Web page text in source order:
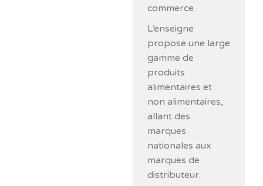
commerce.
L’enseigne
propose une large
gamme de
produits
alimentaires et
non alimentaires,
allant des
marques
nationales aux
marques de
distributeur.